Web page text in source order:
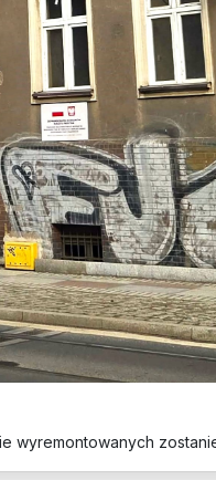
wyremontowanych